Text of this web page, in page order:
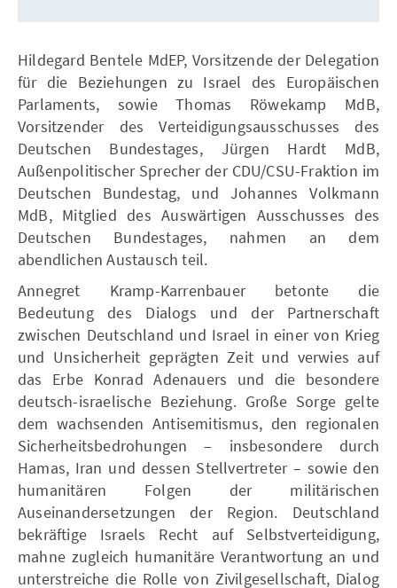
Hildegard Bentele MdEP, Vorsitzende der Delegation
für die Beziehungen zu Israel des Europäischen
Parlaments, sowie Thomas Röwekamp MdB,
Vorsitzender des Verteidigungsausschusses des
Deutschen Bundestages, Jürgen Hardt MdB,
Außenpolitischer Sprecher der CDU/CSU-Fraktion im
Deutschen Bundestag, und Johannes Volkmann
MdB, Mitglied des Auswärtigen Ausschusses des
Deutschen Bundestages, nahmen an dem
abendlichen Austausch teil.
Annegret Kramp-Karrenbauer betonte die
Bedeutung des Dialogs und der Partnerschaft
zwischen Deutschland und Israel in einer von Krieg
und Unsicherheit geprägten Zeit und verwies auf
das Erbe Konrad Adenauers und die besondere
deutsch-israelische Beziehung. Große Sorge gelte
dem wachsenden Antisemitismus, den regionalen
Sicherheitsbedrohungen – insbesondere durch
Hamas, Iran und dessen Stellvertreter – sowie den
humanitären Folgen der militärischen
Auseinandersetzungen der Region. Deutschland
bekräftige Israels Recht auf Selbstverteidigung,
mahne zugleich humanitäre Verantwortung an und
unterstreiche die Rolle von Zivilgesellschaft, Dialog